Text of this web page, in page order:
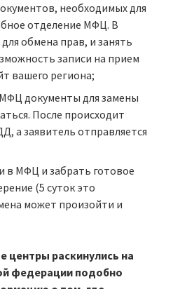
необходимых для
отделение МФЦ. В
обмена прав, и занять
записи на прием
вашего региона;
документы для замены
После происходит
а заявитель отправляется
в МФЦ и забрать готовое
(5 суток это
может произойти и
центры раскинулись на
федерации подобно